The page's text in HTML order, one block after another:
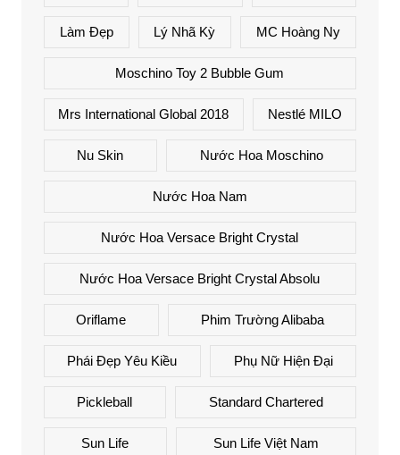
Làm Đẹp Lý Nhã Kỳ MC Hoàng Ny
Moschino Toy 2 Bubble Gum
Mrs International Global 2018 Nestlé MILO
Nu Skin Nước Hoa Moschino
Nước Hoa Nam
Nước Hoa Versace Bright Crystal
Nước Hoa Versace Bright Crystal Absolu
Oriflame Phim Trường Alibaba
Phái Đẹp Yêu Kiều Phụ Nữ Hiện Đại
Pickleball Standard Chartered
Sun Life Sun Life Việt Nam